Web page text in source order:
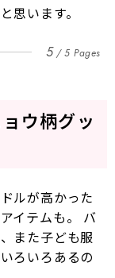
思います。
5 5 Pages
ウ柄グッ
ルが高かった
イテムも。 バ
また子ども服
ろいろあるの